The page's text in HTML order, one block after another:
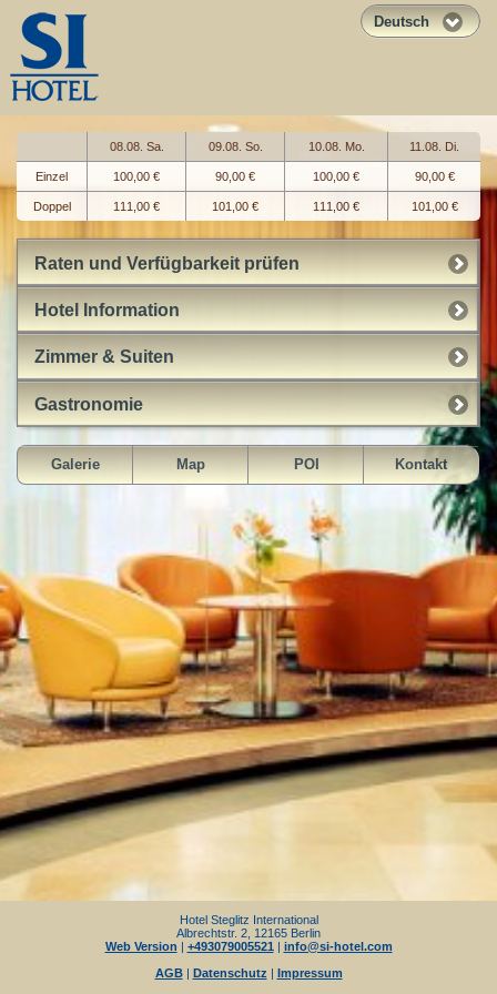
Deutsch
08.08. Sa. 09.08. So. 10.08. Mo. 11.08. Di.
Einzel 100,00 € 90,00 € 100,00 € 90,00 €
Doppel 111,00 € 101,00 € 111,00 € 101,00 €
Raten und Verfügbarkeit prüfen
Hotel Information
Zimmer & Suiten
Gastronomie
Galerie Map POI Kontakt
Hotel Steglitz International
Albrechtstr. 2, 12165 Berlin
Web Version | +493079005521 | info@si-hotel.com
AGB| Datenschutz | Impressum